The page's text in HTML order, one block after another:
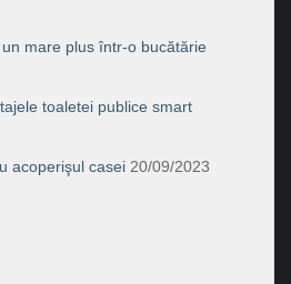
mare plus într-o bucătărie
toaletei publice smart
acoperişul casei 20/09/2023